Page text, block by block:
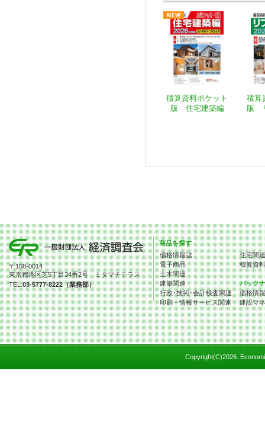
積算資料ポケット
版 住宅建築編
積算
版
〒108-0014
東京都港区芝5丁目34番2号 ミタマチテラス
TEL.03-5777-8222（業務部）
商品を探す
価格情報誌
電子商品
土木関連
建築関連
行政･技術･会計検査関連
印刷・情報サービス関連
住宅関連
積算資
バック
価格情
建設マ
Copyright(C)2026.